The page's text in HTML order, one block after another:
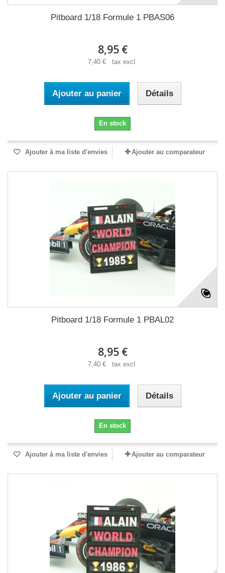
Pitboard 1/18 Formule 1 PBAS06
8,95 €
7,40 € tax excl.
Ajouter au panier Détails
En stock
Ajouter à ma liste d'envies Ajouter au comparateur
Pitboard 1/18 Formule 1 PBAL02
8,95 €
7,40 € tax excl.
Ajouter au panier Détails
En stock
Ajouter à ma liste d'envies Ajouter au comparateur